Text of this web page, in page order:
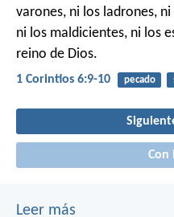
varones, ni los ladrones,
ni los maldicientes, ni los
reino de Dios.
1 Corintios 6:9-10 pecado
Con
Leer más